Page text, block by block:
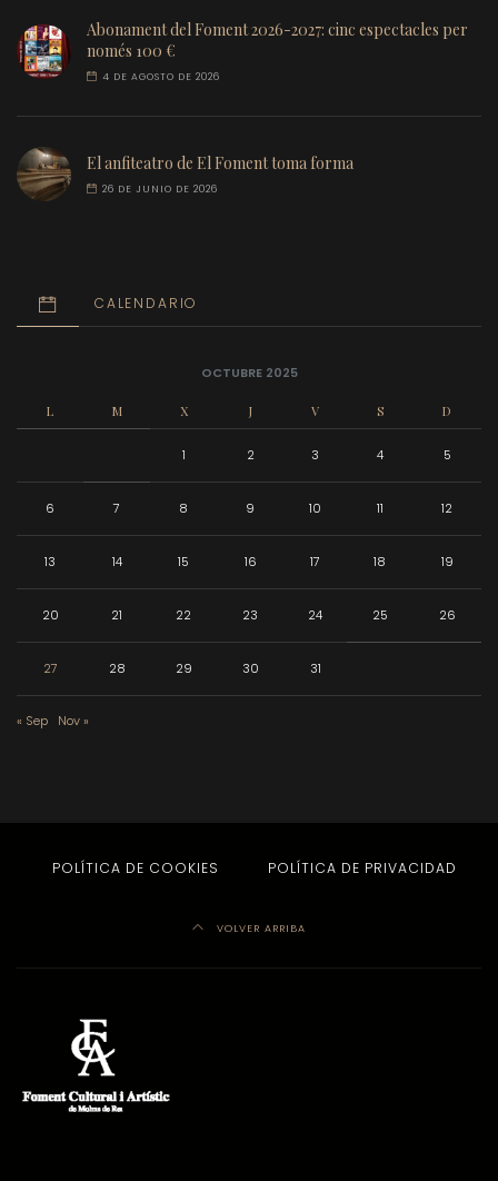
Abonament del Foment 2026-2027: cinc espectacles per
només 100 €
4 DE AGOSTO DE 2026
El anfiteatro de El Foment toma forma
26 DE JUNIO DE 2026
CALENDARIO
OCTUBRE 2025
L M X J V S D
1 2 3 4 5
6 7 8 9 10 11 12
13 14 15 16 17 18 19
20 21 22 23 24 25 26
27 28 29 30 31
« Sep Nov »
POLÍTICA DE COOKIES POLÍTICA DE PRIVACIDAD
VOLVER ARRIBA